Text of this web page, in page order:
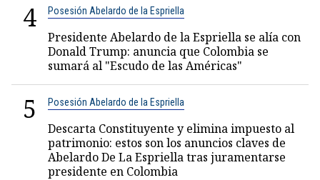
4 Posesión Abelardo de la Espriella
Presidente Abelardo de la Espriella se alía con
Donald Trump: anuncia que Colombia se
sumará al "Escudo de las Américas"
5 Posesión Abelardo de la Espriella
Descarta Constituyente y elimina impuesto al
patrimonio: estos son los anuncios claves de
Abelardo De La Espriella tras juramentarse
presidente en Colombia